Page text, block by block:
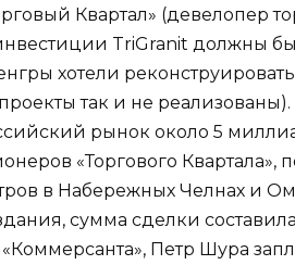
Квартал» (девелопер
TriGranit должны
хотели
так и не
рынок около 5
«Торгового Квартала»,
в Набережных Челнах и
сумма сделки
Петр Шура